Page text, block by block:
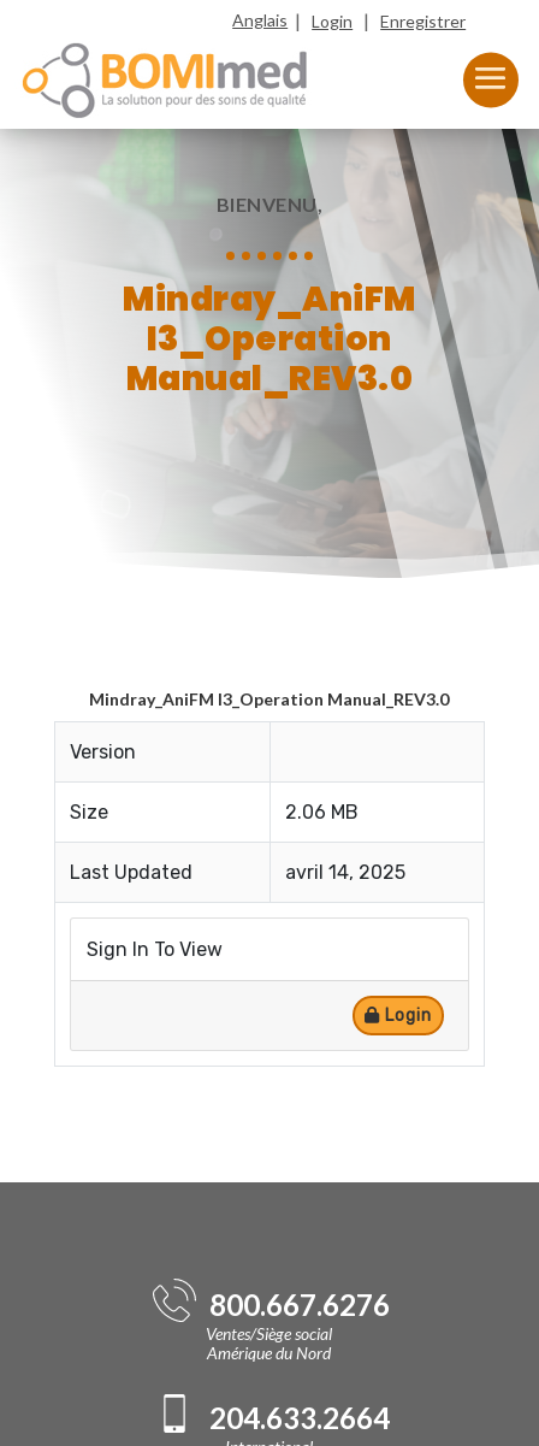
Anglais |Login |Enregistrer
BIENVENU,
Mindray_AniFM
I3_Operation
Manual_REV3.0
Mindray_AniFM I3_Operation Manual_REV3.0
Version
Size 2.06 MB
Last Updated avril 14, 2025
Sign In To View
Login
800.667.6276
Ventes/Siège social
Amérique du Nord
204.633.2664